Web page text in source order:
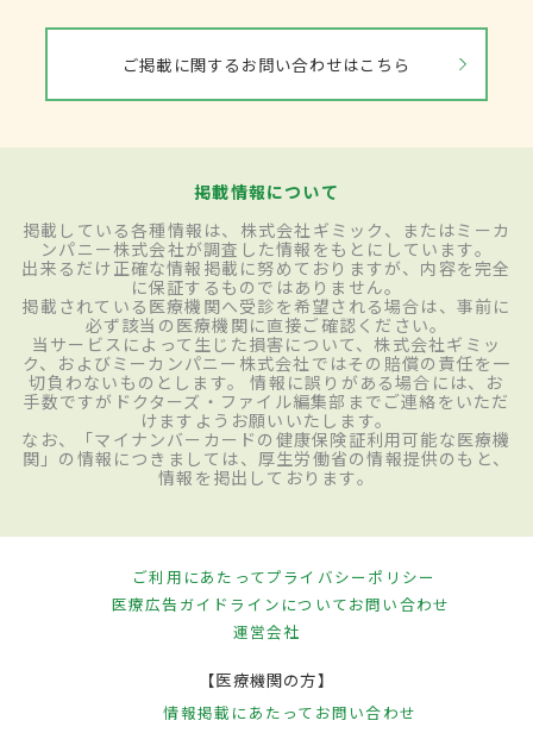
ご掲載に関するお問い合わせはこちら
掲載情報について
掲載している各種情報は、株式会社ギミック、またはミーカ
ンパニー株式会社が調査した情報をもとにしています。
出来るだけ正確な情報掲載に努めておりますが、内容を完全
に保証するものではありません。
掲載されている医療機関へ受診を希望される場合は、事前に
必ず該当の医療機関に直接ご確認ください。
当サービスによって生じた損害について、株式会社ギミッ
ク、およびミーカンパニー株式会社ではその賠償の責任を一
切負わないものとします。 情報に誤りがある場合には、お
手数ですがドクターズ・ファイル編集部までご連絡をいただ
けますようお願いいたします。
なお、「マイナンバーカードの健康保険証利用可能な医療機
関」の情報につきましては、厚生労働省の情報提供のもと、
情報を掲出しております。
ご利用にあたってプライバシーポリシー
医療広告ガイドラインについてお問い合わせ
運営会社
【医療機関の方】
情報掲載にあたって お問い合わせ